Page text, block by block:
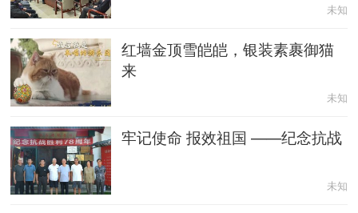
未知
红墙金顶雪皑皑，银装素裹御猫
来
未知
牢记使命 报效祖国 ——纪念抗战
未知